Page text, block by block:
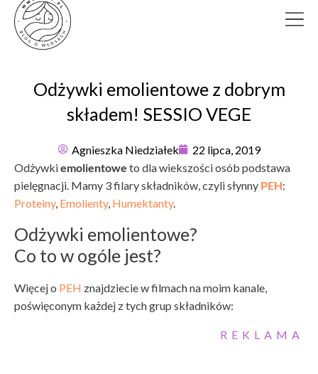
Odżywki emolientowe z dobrym
składem! SESSIO VEGE
Agnieszka Niedziałek
22 lipca, 2019
Odżywkiemolientowe to dla wiekszości osób podstawa
pielęgnacji. Mamy 3 filary składników, czyli słynny PEH:
Proteiny, Emolienty, Humektanty.
Odżywki emolientowe?
Co to w ogóle jest?
Więcej o PEH znajdziecie w filmach na moim kanale,
poświęconym każdej z tych grup składników:
REKLAMA